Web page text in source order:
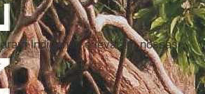
indígenas e levaram nossas